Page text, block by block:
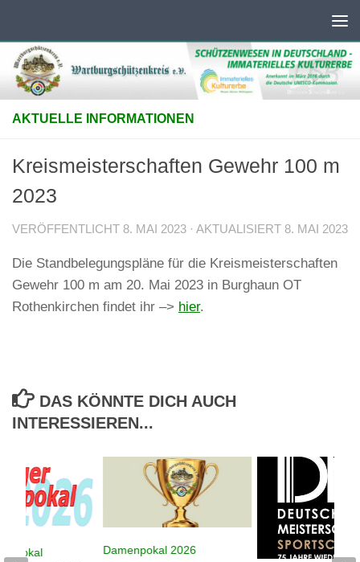
AKTUELLE INFORMATIONEN
Kreismeisterschaften Gewehr 100 m
2023
VERÖFFENTLICHT 8. MAI 2023 · AKTUALISIERT 8. MAI 2023
Die Standbelegungspläne für die Kreismeisterschaften
Gewehr 100 m am 20. Mai 2023 in Burghaun OT
Rothenkirchen findet ihr –> hier.
DAS KÖNNTE DICH AUCH
INTERESSIEREN...
Damenpokal 2026